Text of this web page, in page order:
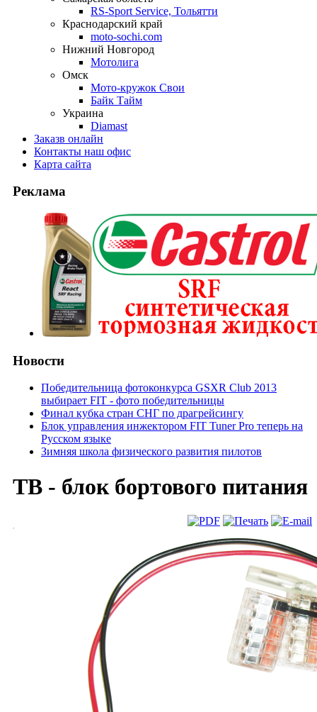
RS-Sport Service, Тольятти
Краснодарский край
moto-sochi.com
Нижний Новгород
Мотолига
Омск
Мото-кружок Свои
Байк Тайм
Украина
Diamast
Заказв онлайн
Контакты наш офис
Карта сайта
Реклама
Новости
Победительница фотоконкурса GSXR Club 2013
выбирает FIT - фото победительницы
Финал кубка стран СНГ по драгрейсингу
Блок управления инжектором FIT Tuner Pro теперь на
Русском языке
Зимняя школа физического развития пилотов
TB - блок бортового питания